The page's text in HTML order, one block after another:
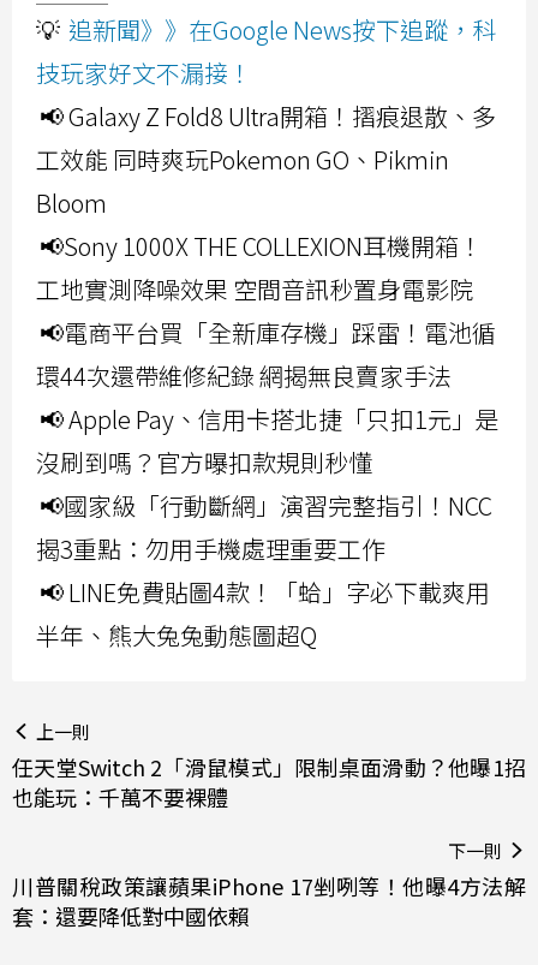
💡 追新聞》》在Google News按下追蹤，科
技玩家好文不漏接！
📢 Galaxy Z Fold8 Ultra開箱！摺痕退散、多
工效能 同時爽玩Pokemon GO、Pikmin
Bloom
📢Sony 1000X THE COLLEXION耳機開箱！
工地實測降噪效果 空間音訊秒置身電影院
📢電商平台買「全新庫存機」踩雷！電池循
環44次還帶維修紀錄 網揭無良賣家手法
📢 Apple Pay、信用卡搭北捷「只扣1元」是
沒刷到嗎？官方曝扣款規則秒懂
📢國家級「行動斷網」演習完整指引！NCC
揭3重點：勿用手機處理重要工作
📢 LINE免費貼圖4款！「蛤」字必下載爽用
半年、熊大兔兔動態圖超Q
上一則
任天堂Switch 2「滑鼠模式」限制桌面滑動？他曝1招
也能玩：千萬不要裸體
下一則
川普關稅政策讓蘋果iPhone 17剉咧等！他曝4方法解
套：還要降低對中國依賴